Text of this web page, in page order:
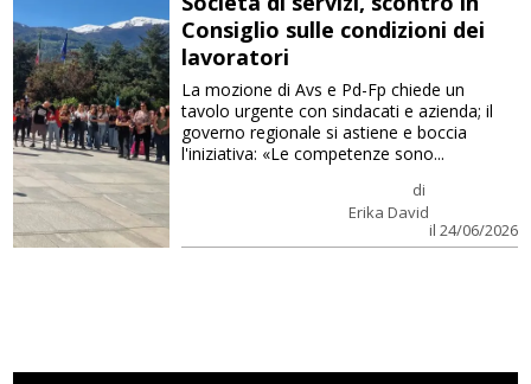
Consiglio sulle condizioni dei
lavoratori
di
Erika David
il 24/06/2026
La mozione di Avs e Pd-Fp chiede un
tavolo urgente con sindacati e azienda; il
governo regionale si astiene e boccia
l'iniziativa: «Le competenze sono...